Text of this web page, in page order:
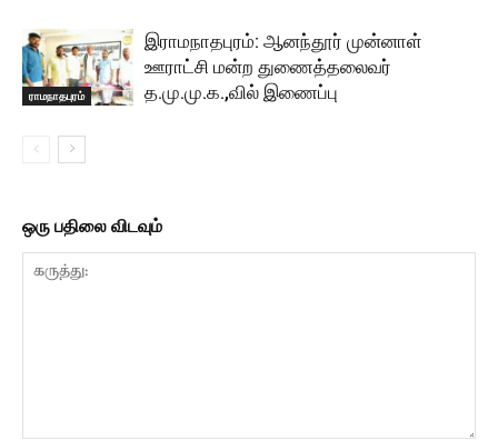
ராமநாதபுரம்
இராமநாதபுரம்: ஆனந்தூர் முன்னாள்
ஊராட்சி மன்ற துணைத்தலைவர்
த.மு.மு.க.,வில் இணைப்பு
ஒரு பதிலை விடவும்